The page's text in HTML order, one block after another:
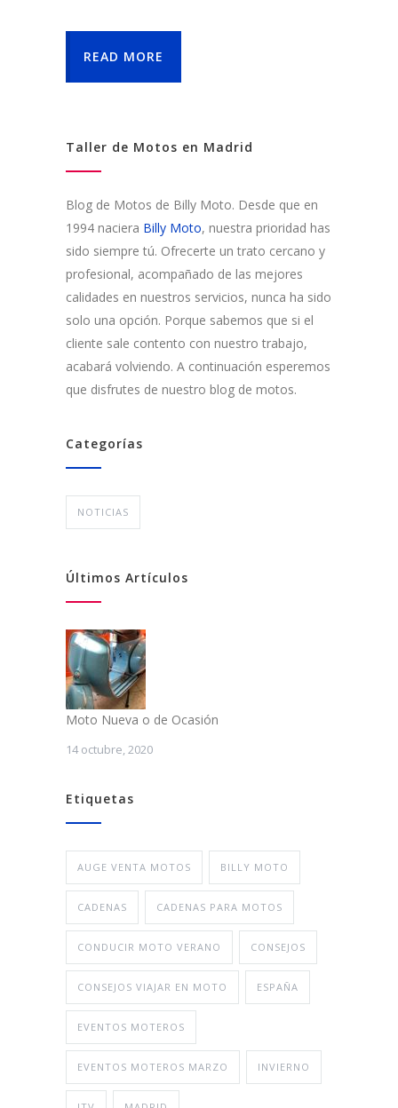
READ MORE
Taller de Motos en Madrid
Blog de Motos de Billy Moto. Desde que en
1994 naciera Billy Moto, nuestra prioridad has
sido siempre tú. Ofrecerte un trato cercano y
profesional, acompañado de las mejores
calidades en nuestros servicios, nunca ha sido
solo una opción. Porque sabemos que si el
cliente sale contento con nuestro trabajo,
acabará volviendo. A continuación esperemos
que disfrutes de nuestro blog de motos.
Categorías
NOTICIAS
Últimos Artículos
Moto Nueva o de Ocasión
14 octubre, 2020
Etiquetas
AUGE VENTA MOTOS BILLY MOTO
CADENAS CADENAS PARA MOTOS
CONDUCIR MOTO VERANO CONSEJOS
CONSEJOS VIAJAR EN MOTO ESPAÑA
EVENTOS MOTEROS
EVENTOS MOTEROS MARZO INVIERNO